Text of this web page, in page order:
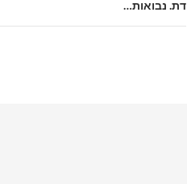
דת. נבואות…